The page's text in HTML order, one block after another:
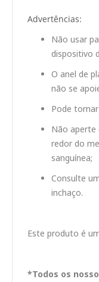
Advertências:
Não usar
dispositivo
O anel de
não se
Pode
Não aperte
redor do
sanguínea;
Consulte
inchaço.
Este produto é
*Todos os